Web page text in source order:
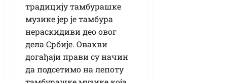
традицију тамбурашке
музике јер је тамбура
нераскидиви део овог
дела Србије. Овакви
догађаји прави су начин
да подсетимо на лепоту